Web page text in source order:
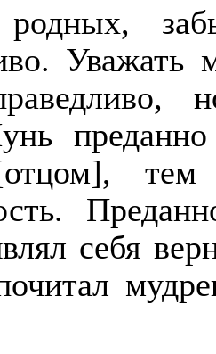
себя